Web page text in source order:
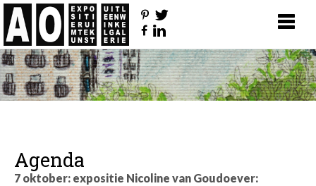
Agenda
7 oktober: expositie Nicoline van Goudoever: